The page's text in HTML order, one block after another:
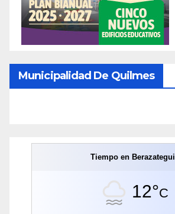
Municipalidad De Quilmes
Tiempo en Berazategui
12°C